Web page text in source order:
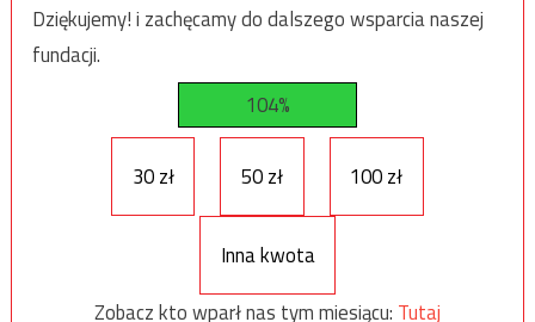
Dziękujemy! i zachęcamy do dalszego wsparcia naszej
fundacji.
104%
30 zł 50 zł 100 zł
Inna kwota
Zobacz kto wparł nas tym miesiącu: Tutaj